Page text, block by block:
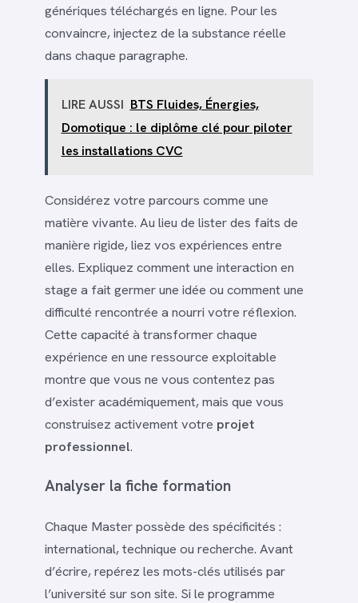
génériques téléchargés en ligne. Pour les
convaincre, injectez de la substance réelle
dans chaque paragraphe.
LIRE AUSSI BTS Fluides, Énergies,
Domotique : le diplôme clé pour piloter
les installations CVC
Considérez votre parcours comme une
matière vivante. Au lieu de lister des faits de
manière rigide, liez vos expériences entre
elles. Expliquez comment une interaction en
stage a fait germer une idée ou comment une
difficulté rencontrée a nourri votre réflexion.
Cette capacité à transformer chaque
expérience en une ressource exploitable
montre que vous ne vous contentez pas
d’exister académiquement, mais que vous
construisez activement votre projet
professionnel.
Analyser la fiche formation
Chaque Master possède des spécificités :
international, technique ou recherche. Avant
d’écrire, repérez les mots-clés utilisés par
l’université sur son site. Si le programme